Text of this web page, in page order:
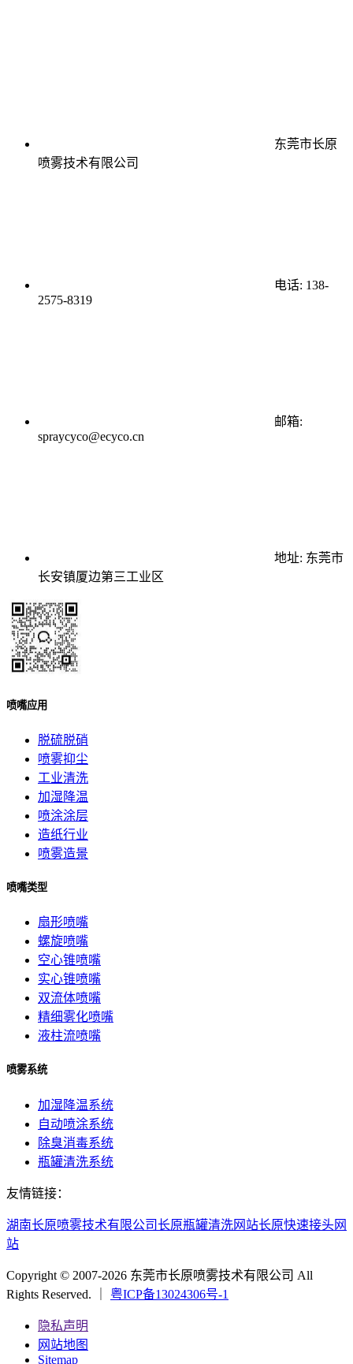
东莞市长原
喷雾技术有限公司
电话: 138-
2575-8319
邮箱:
spraycyco@ecyco.cn
地址: 东莞市
长安镇厦边第三工业区
喷嘴应用
脱硫脱硝
喷雾抑尘
工业清洗
加湿降温
喷涂涂层
造纸行业
喷雾造景
喷嘴类型
扇形喷嘴
螺旋喷嘴
空心锥喷嘴
实心锥喷嘴
双流体喷嘴
精细雾化喷嘴
液柱流喷嘴
喷雾系统
加湿降温系统
自动喷涂系统
除臭消毒系统
瓶罐清洗系统
友情链接：
湖南长原喷雾技术有限公司长原瓶罐清洗网站长原快速接头网
站
Copyright © 2007-2026 东莞市长原喷雾技术有限公司 All
Rights Reserved. ｜ 粤ICP备13024306号-1
隐私声明
网站地图
Sitemap